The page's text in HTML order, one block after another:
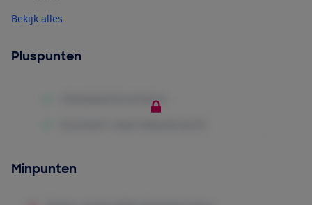
Bekijk alles
Pluspunten
Minpunten